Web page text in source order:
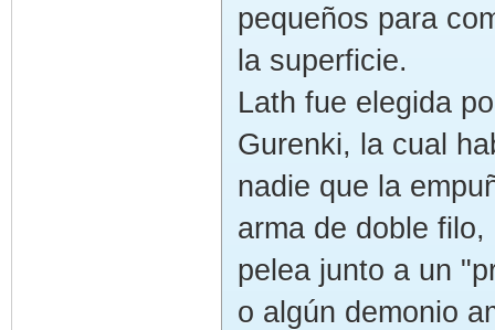
pequeños para
la superficie.
Lath fue elegida
Gurenki, la cual
nadie que la
arma de doble
pelea junto a un
o algún demonio